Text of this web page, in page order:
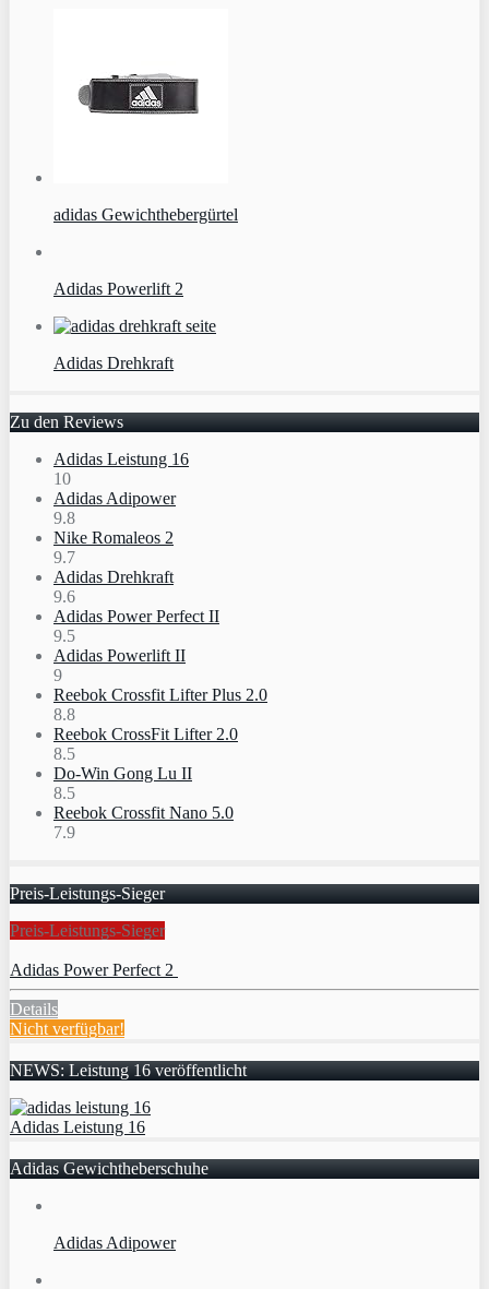
adidas Gewichthebergürtel
Adidas Powerlift 2
Adidas Drehkraft
Zu den Reviews
Adidas Leistung 16
10
Adidas Adipower
9.8
Nike Romaleos 2
9.7
Adidas Drehkraft
9.6
Adidas Power Perfect II
9.5
Adidas Powerlift II
9
Reebok Crossfit Lifter Plus 2.0
8.8
Reebok CrossFit Lifter 2.0
8.5
Do-Win Gong Lu II
8.5
Reebok Crossfit Nano 5.0
7.9
Preis-Leistungs-Sieger
Preis-Leistungs-Sieger
Adidas Power Perfect 2
Details
Nicht verfügbar!
NEWS: Leistung 16 veröffentlicht
Adidas Leistung 16
Adidas Gewichtheberschuhe
Adidas Adipower